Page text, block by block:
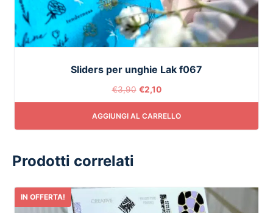
Sliders per unghie Lak f067
€3,90 €2,10
AGGIUNGI AL CARRELLO
Prodotti correlati
IN OFFERTA!